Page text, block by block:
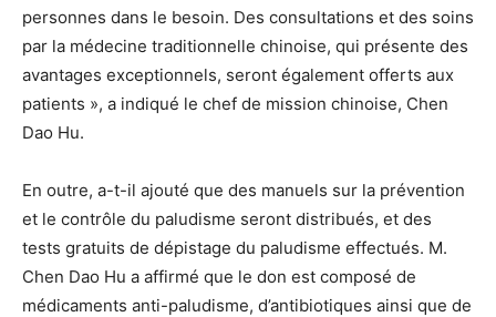
personnes dans le besoin. Des consultations et des soins
par la médecine traditionnelle chinoise, qui présente des
avantages exceptionnels, seront également offerts aux
patients », a indiqué le chef de mission chinoise, Chen
Dao Hu.
En outre, a-t-il ajouté que des manuels sur la prévention
et le contrôle du paludisme seront distribués, et des
tests gratuits de dépistage du paludisme effectués. M.
Chen Dao Hu a affirmé que le don est composé de
médicaments anti-paludisme, d’antibiotiques ainsi que de